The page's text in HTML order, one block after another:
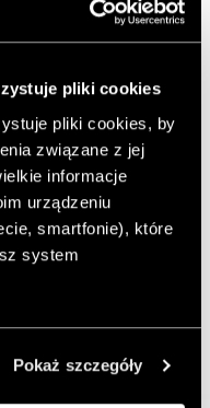
pliki cookies
pliki cookies, by
związane z jej
informacje
urządzeniu
smartfonie), które
system
Pokaż szczegóły